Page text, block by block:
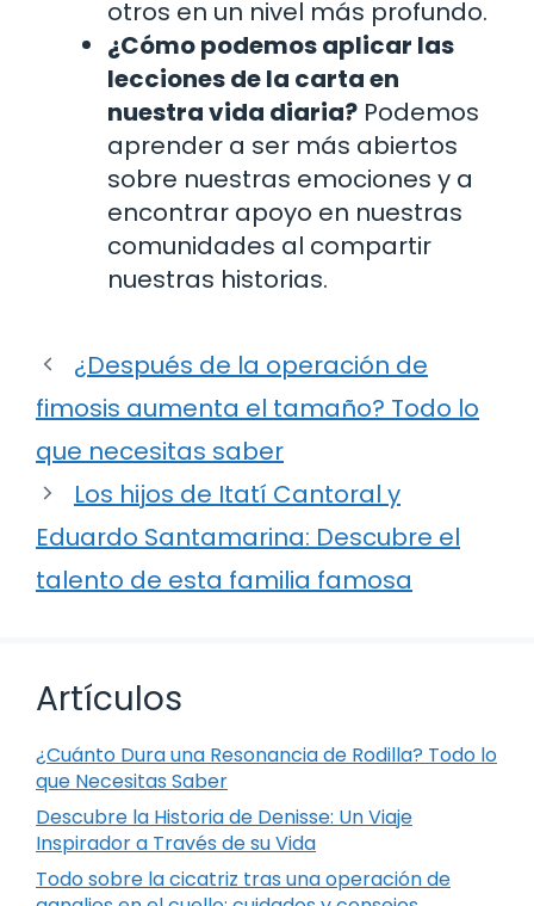
otros en un nivel más profundo.
¿Cómo podemos aplicar las
lecciones de la carta en
nuestra vida diaria? Podemos
aprender a ser más abiertos
sobre nuestras emociones y a
encontrar apoyo en nuestras
comunidades al compartir
nuestras historias.
¿Después de la operación de
fimosis aumenta el tamaño? Todo lo
que necesitas saber
Los hijos de Itatí Cantoral y
Eduardo Santamarina: Descubre el
talento de esta familia famosa
Artículos
¿Cuánto Dura una Resonancia de Rodilla? Todo lo
que Necesitas Saber
Descubre la Historia de Denisse: Un Viaje
Inspirador a Través de su Vida
Todo sobre la cicatriz tras una operación de